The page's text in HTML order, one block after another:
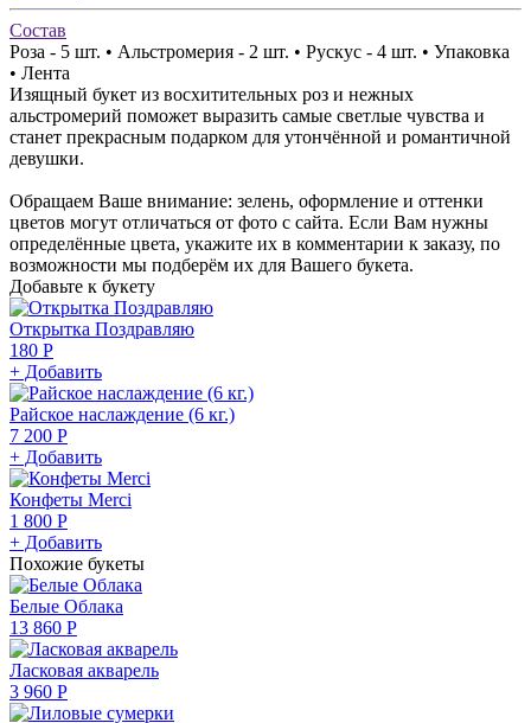
Состав
Роза - 5 шт. • Альстромерия - 2 шт. • Рускус - 4 шт. • Упаковка
• Лента
Изящный букет из восхитительных роз и нежных
альстромерий поможет выразить самые светлые чувства и
станет прекрасным подарком для утончённой и романтичной
девушки.
Обращаем Ваше внимание: зелень, оформление и оттенки
цветов могут отличаться от фото с сайта. Если Вам нужны
определённые цвета, укажите их в комментарии к заказу, по
возможности мы подберём их для Вашего букета.
Добавьте к букету
Открытка Поздравляю
180 Р
+ Добавить
Райское наслаждение (6 кг.)
7 200 Р
+ Добавить
Конфеты Merci
1 800 Р
+ Добавить
Похожие букеты
Белые Облака
13 860 Р
Ласковая акварель
3 960 Р